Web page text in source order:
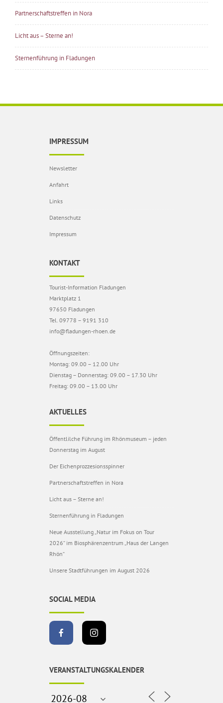
Partnerschaftstreffen in Nora
Licht aus – Sterne an!
Sternenführung in Fladungen
IMPRESSUM
Newsletter
Anfahrt
Links
Datenschutz
Impressum
KONTAKT
Tourist-Information Fladungen
Marktplatz 1
97650 Fladungen
Tel. 09778 – 9191 310
info@fladungen-rhoen.de
Öffnungszeiten:
Montag: 09.00 – 12.00 Uhr
Dienstag – Donnerstag: 09.00 – 17.30 Uhr
Freitag: 09.00 – 13.00 Uhr
AKTUELLES
Öffentlilche Führung im Rhönmuseum – jeden
Donnerstag im August
Der Eichenprozzesionsspinner
Partnerschaftstreffen in Nora
Licht aus – Sterne an!
Sternenführung in Fladungen
Neue Ausstellung „Natur im Fokus on Tour
2026“ im Biosphärenzentrum „Haus der Langen
Rhön“
Unsere Stadtführungen im August 2026
SOCIAL MEDIA
VERANSTALTUNGSKALENDER